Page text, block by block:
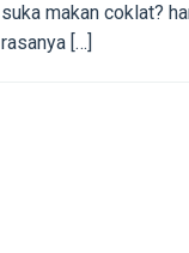
suka makan coklat?
rasanya […]